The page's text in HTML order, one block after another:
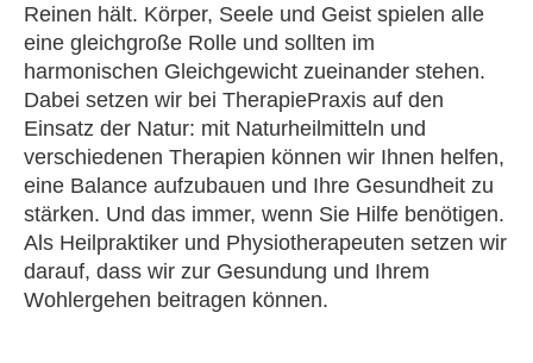
Reinen hält. Körper, Seele und Geist spielen alle
eine gleichgroße Rolle und sollten im
harmonischen Gleichgewicht zueinander stehen.
Dabei setzen wir bei TherapiePraxis auf den
Einsatz der Natur: mit Naturheilmitteln und
verschiedenen Therapien können wir Ihnen helfen,
eine Balance aufzubauen und Ihre Gesundheit zu
stärken. Und das immer, wenn Sie Hilfe benötigen.
Als Heilpraktiker und Physiotherapeuten setzen wir
darauf, dass wir zur Gesundung und Ihrem
Wohlergehen beitragen können.